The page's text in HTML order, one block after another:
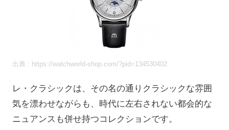
出典 : https://watchworld-shop.com/?pid=134530402
レ・クラシックは、その名の通りクラシックな雰囲
気を漂わせながらも、時代に左右されない都会的な
ニュアンスも併せ持つコレクションです。